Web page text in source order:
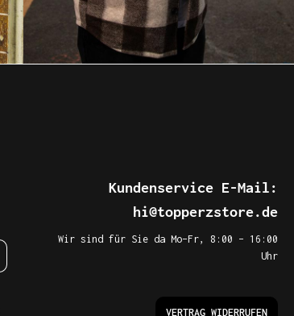
Kundenservice E-Mail:
hi@topperzstore.de
Wir sind für Sie da Mo–Fr, 8:00 – 16:00
Uhr
VERTRAG WIDERRUFEN